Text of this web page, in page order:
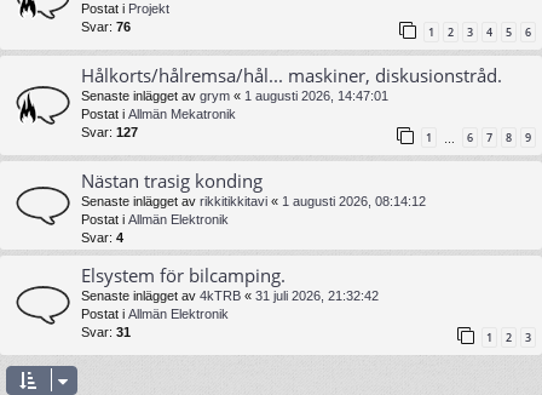
Postat i Projekt
Svar: 76 1 2 3 4 5 6
Hålkorts/hålremsa/hål... maskiner, diskusionstråd.
Senaste inlägget av grym « 1 augusti 2026, 14:47:01
Postat i Allmän Mekatronik
Svar: 127 1 … 6 7 8 9
Nästan trasig konding
Senaste inlägget av rikkitikkitavi « 1 augusti 2026, 08:14:12
Postat i Allmän Elektronik
Svar: 4
Elsystem för bilcamping.
Senaste inlägget av 4kTRB « 31 juli 2026, 21:32:42
Postat i Allmän Elektronik
Svar: 31 1 2 3